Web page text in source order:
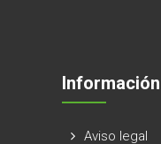
Aviso legal